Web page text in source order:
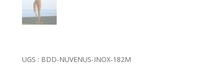
UGS : BDD-NUVENUS-INOX-182M